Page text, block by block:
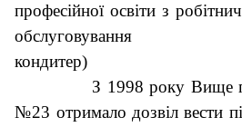
професійної освіти з
кондитер)
З 1998 року Вище
№23 отримало дозвіл вести